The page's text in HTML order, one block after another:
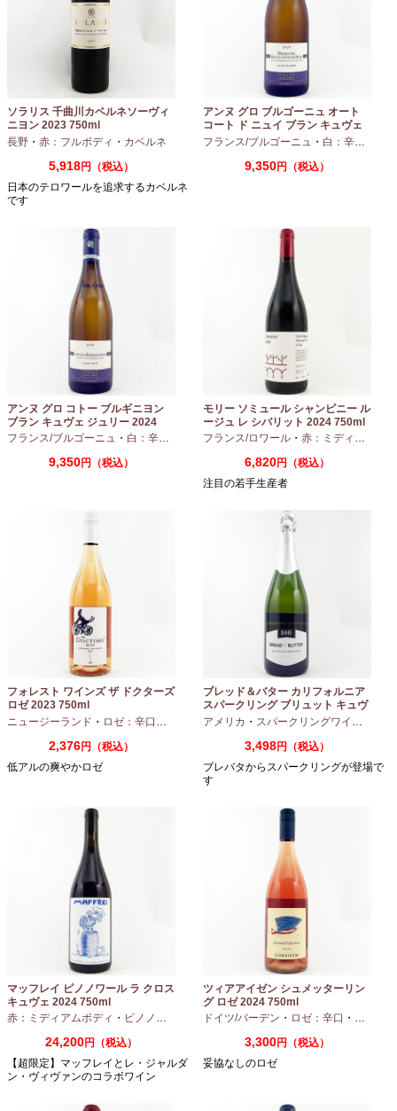
ソラリス 千曲川カベルネソーヴィ
ニヨン 2023 750ml
長野 ・ 赤：フルボディ ・ カベルネ
5,918円（税込）
日本のテロワールを追求するカベルネ
です
アンヌ グロ ブルゴーニュ オート
コート ド ニュイ ブラン キュヴェ
マリーヌ 2024 750ml
フランス/ブルゴーニュ ・ 白：辛口
9,350円（税込）
アンヌ グロ コトー ブルギニヨン
ブラン キュヴェ ジュリー 2024
フランス/ブルゴーニュ ・ 白：辛口 シャルドネ
9,350円（税込）
モリー ソミュール シャンピニー ル
ージュ レ シバリット 2024 750ml
フランス/ロワール ・ 赤：ミディアムボディ
6,820円（税込）
注目の若手生産者
フォレスト ワインズ ザ ドクターズ
ロゼ 2023 750ml
ニュージーランド ・ ロゼ：辛口 ピノノワール
2,376円（税込）
低アルの爽やかロゼ
ブレッド＆バター カリフォルニア
スパークリング ブリュット キュヴ
ェ NV 750ml
アメリカ ・ スパークリングワイン
3,498円（税込）
ブレバタからスパークリングが登場で
す
マッフレイ ピノノワール ラ クロス
キュヴェ 2024 750ml
赤：ミディアムボディ ・ ピノノワール
24,200円（税込）
【超限定】マッフレイとレ・ジャルダ
ン・ヴィヴァンのコラボワイン
ツィアアイゼン シュメッターリン
グ ロゼ 2024 750ml
ドイツ/バーデン ・ ロゼ：辛口 ・ ピノノ
3,300円（税込）
妥協なしのロゼ